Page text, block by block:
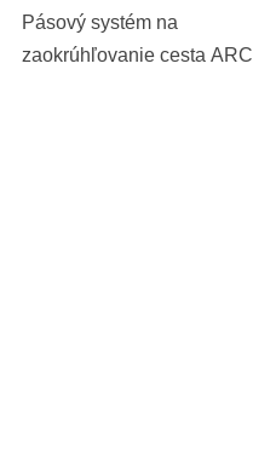
Pásový systém na
zaokrúhľovanie cesta ARC